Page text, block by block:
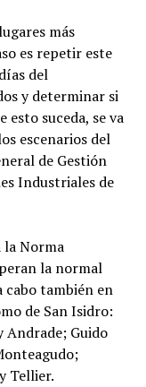
más
es repetir este
del
y determinar si
esto suceda, se va
escenarios del
de Gestión
Industriales de
la Norma
la normal
cabo también en
de San Isidro:
Andrade; Guido
Tellier.